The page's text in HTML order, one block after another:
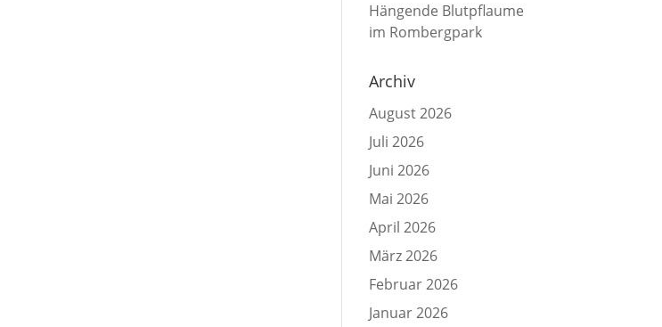
Hängende Blutpflaume
im Rombergpark
Archiv
August 2026
Juli 2026
Juni 2026
Mai 2026
April 2026
März 2026
Februar 2026
Januar 2026